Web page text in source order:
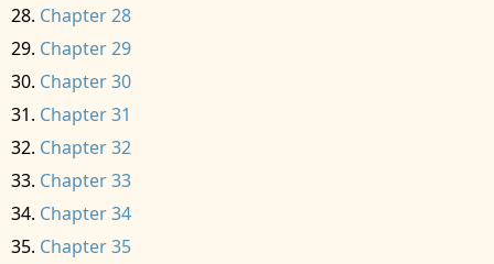
Chapter 28
Chapter 29
Chapter 30
Chapter 31
Chapter 32
Chapter 33
Chapter 34
Chapter 35